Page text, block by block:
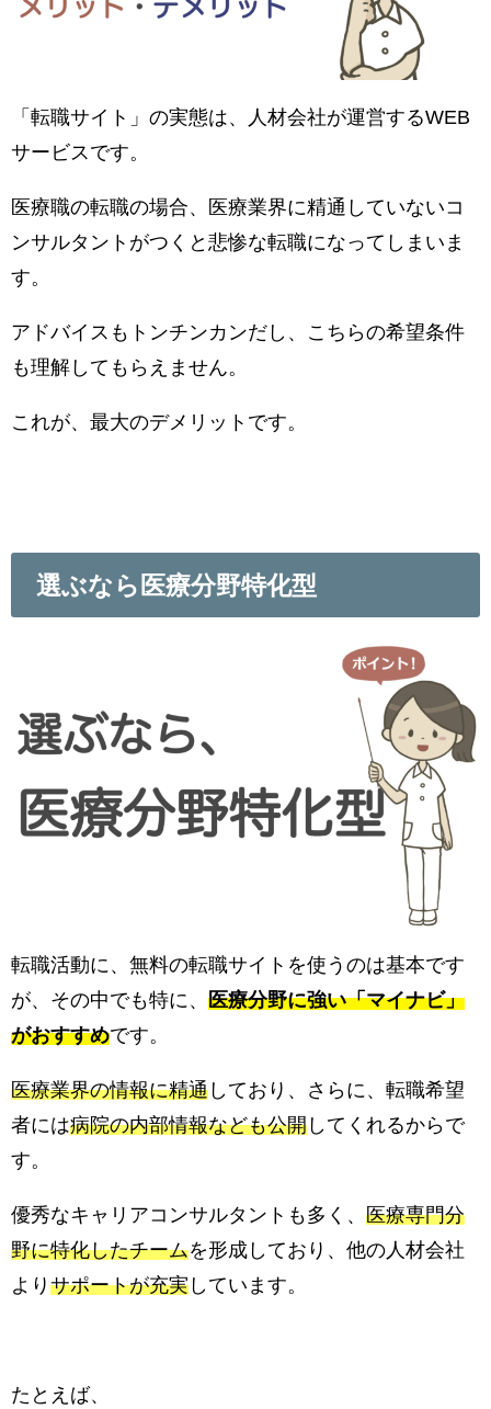
「転職サイト」の実態は、人材会社が運営するWEB
サービスです。
医療職の転職の場合、医療業界に精通していないコ
ンサルタントがつくと悲惨な転職になってしまいま
す。
アドバイスもトンチンカンだし、こちらの希望条件
も理解してもらえません。
これが、最大のデメリットです。
選ぶなら医療分野特化型
転職活動に、無料の転職サイトを使うのは基本です
が、その中でも特に、 医療分野に強い「マイナビ」
がおすすめです。
医療業界の情報に精通 しており、さらに、転職希望
者には病院の内部情報なども公開 してくれるからで
す。
優秀なキャリアコンサルタントも多く、 医療専門分
野に特化したチームを形成しており、他の人材会社
より サポートが充実 しています。
たとえば、